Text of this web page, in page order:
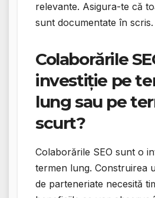
relevante. Asigura-te că
sunt documentate în scris.
Colaborările
investiție pe
lung sau pe
scurt?
Colaborările SEO sunt o
termen lung. Construirea
de parteneriate necesită